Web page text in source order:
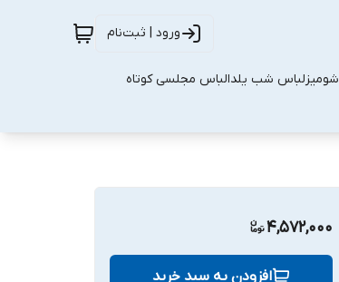
ورود | ثبت‌نام
شومیزلباس شب یلدالباس مجلسی کوتاه
4,572,000
افزودن به سبد خرید